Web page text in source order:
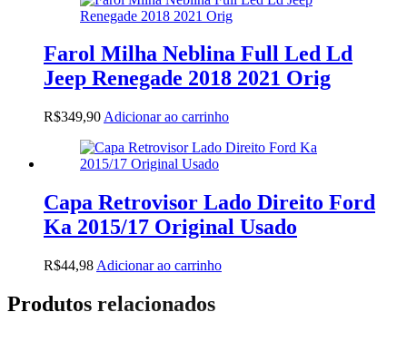
Farol Milha Neblina Full Led Ld
Jeep Renegade 2018 2021 Orig
R$349,90 Adicionar ao carrinho
Capa Retrovisor Lado Direito Ford
Ka 2015/17 Original Usado
R$44,98 Adicionar ao carrinho
Produtos relacionados